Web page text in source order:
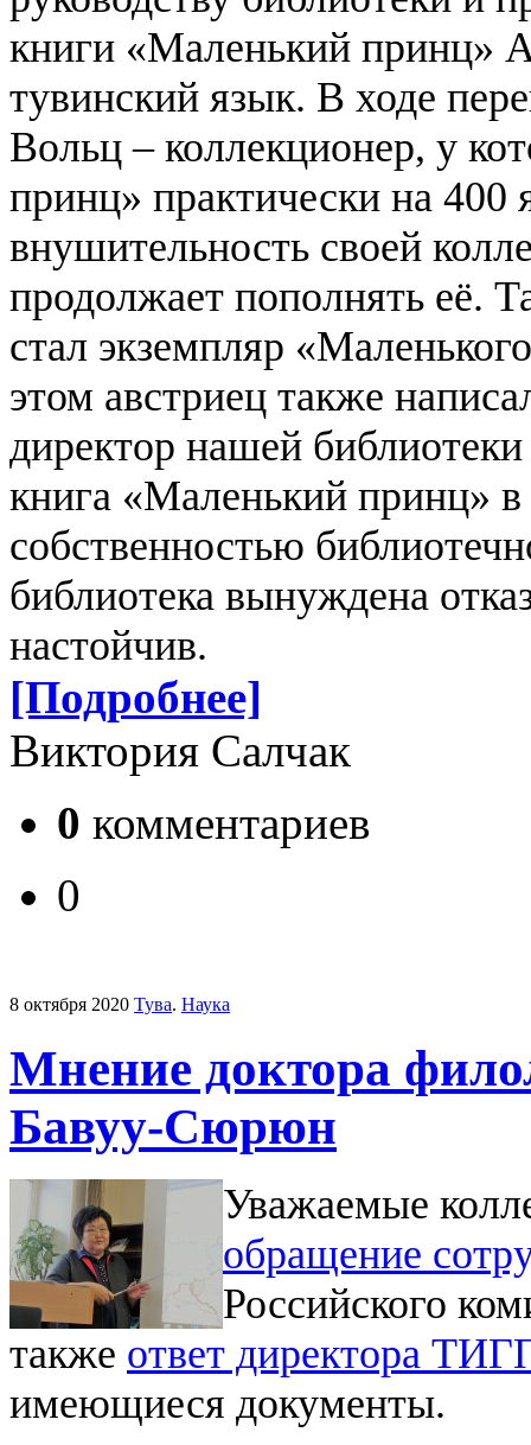
книги «Маленький принц»
тувинский язык. В ходе
Вольц – коллекционер, у
принц» практически на 400
внушительность своей
продолжает пополнять её.
стал экземпляр
этом австриец также
директор нашей
книга «Маленький принц» в
собственностью
библиотека вынуждена
настойчив.
[Подробнее]
Виктория Салчак
0 комментариев
0
8 октября 2020 Тува. Наука
Мнение доктора
Бавуу-Сюрюн
Уважаемые
обращение
Российского
также ответ директора
имеющиеся документы.